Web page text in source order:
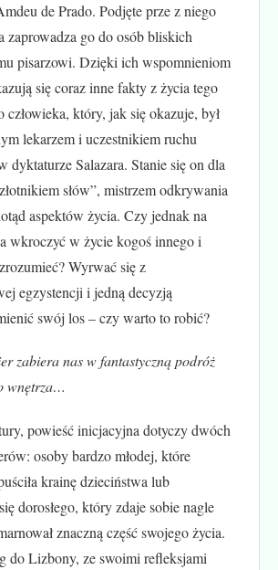
de Prado. Podjęte prze z niego
zaprowadza go do osób bliskich
pisarzowi. Dzięki ich wspomnieniom
się coraz inne fakty z życia tego
człowieka, który, jak się okazuje, był
lekarzem i uczestnikiem ruchu
dyktaturze Salazara. Stanie się on dla
słów”, mistrzem odkrywania
aspektów życia. Czy jednak na
wkroczyć w życie kogoś innego i
Wyrwać się z
egzystencji i jedną decyzją
swój los – czy warto to robić?
zabiera nas w fantastyczną podróż
wnętrza…
powieść inicjacyjna dotyczy dwóch
osoby bardzo młodej, które
krainę dzieciństwa lub
dorosłego, który zdaje sobie nagle
znaczną część swojego życia.
do Lizbony, ze swoimi refleksjami